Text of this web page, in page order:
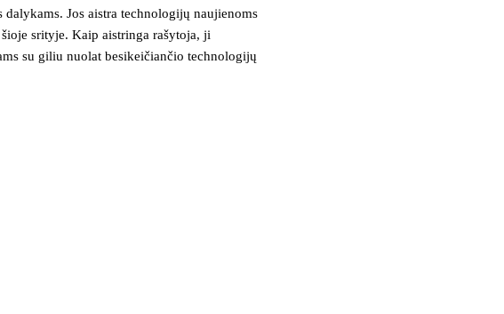
dalykams. Jos aistra technologijų naujienoms
srityje. Kaip aistringa rašytoja, ji
su giliu nuolat besikeičiančio technologijų